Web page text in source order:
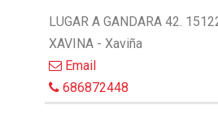
LUGAR A GANDARA 42.
XAVINA - Xaviña
Email
686872448